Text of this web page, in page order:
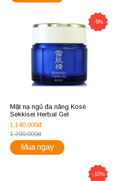
-5%
Mặt nạ ngủ đa năng Kosé
Sekkisei Herbal Gel
1.140.000đ
1.200.000đ
Mua ngay
-10%